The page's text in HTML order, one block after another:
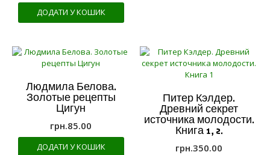
ДОДАТИ У КОШИК
Людмила Белова.
Золотые рецепты
Цигун
грн.85.00
ДОДАТИ У КОШИК
Питер Кэлдер.
Древний секрет
источника молодости.
Книга 1, 2.
грн.350.00